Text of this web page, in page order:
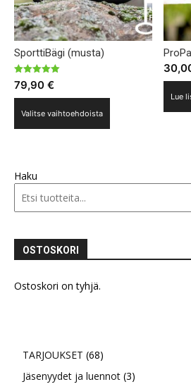
SporttiBägi (musta)
Arvostelu
tuotteesta:
5.00
79,90 €
Valitse vaihtoehdoista
sivulla.
Lue
Haku
OSTOSKORI
Ostoskori on tyhjä.
TARJOUKSET 6868
tuotetta
Jäsenyydet ja luennot 33